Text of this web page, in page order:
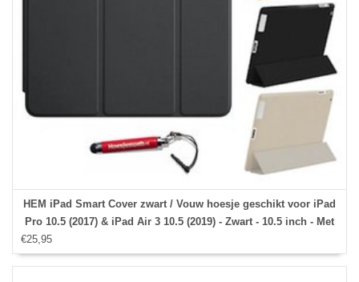
HEM iPad Smart Cover zwart / Vouw hoesje geschikt voor iPad
Pro 10.5 (2017) & iPad Air 3 10.5 (2019) - Zwart - 10.5 inch - Met
€25,95